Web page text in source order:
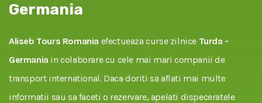
Germania
Aliseb Tours Romania efectueaza curse zilnice Turda -
Germania in colaborare cu cele mai mari companii de
transport international. Daca doriti sa aflati mai multe
informatii sau sa faceti o rezervare, apelati dispeceratele